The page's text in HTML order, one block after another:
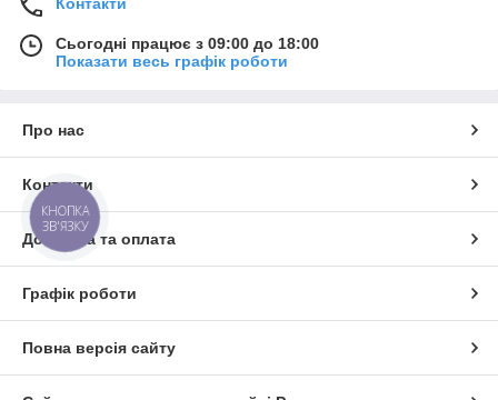
Сьогодні працює з 09:00 до 18:00
Показати весь графік роботи
Про нас
Контакти
Доставка та оплата
Графік роботи
Повна версія сайту
КНОПКА
ЗВ'ЯЗКУ